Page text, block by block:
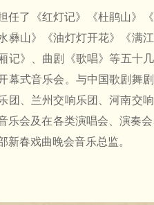
任了《红灯记》《杜鹃山》
水彝山》《油灯灯开花》《满
厢记》、曲剧《歌唱》等五十
幕式音乐会。与中国歌剧舞
团、兰州交响乐团、河南交
乐会及在各类演唱会、演奏
新春戏曲晚会音乐总监。